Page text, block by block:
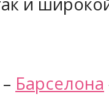
– Барселона